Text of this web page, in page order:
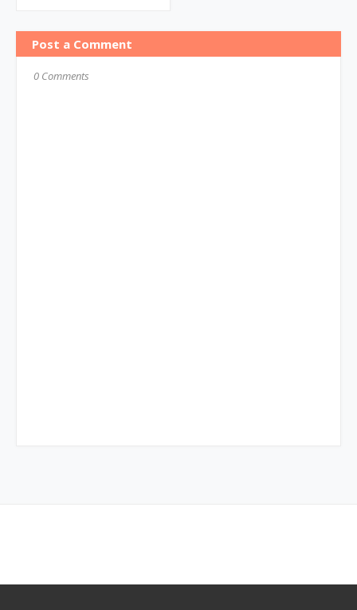
Post a Comment
0 Comments